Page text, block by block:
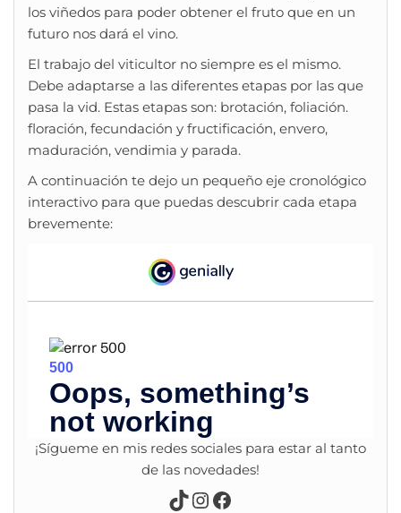
los viñedos para poder obtener el fruto que en un
futuro nos dará el vino.
El trabajo del viticultor no siempre es el mismo.
Debe adaptarse a las diferentes etapas por las que
pasa la vid. Estas etapas son: brotación, foliación.
floración, fecundación y fructificación, envero,
maduración, vendimia y parada.
A continuación te dejo un pequeño eje cronológico
interactivo para que puedas descubrir cada etapa
brevemente:
¡Sígueme en mis redes sociales para estar al tanto
de las novedades!
TikTok
Instagram
Facebook